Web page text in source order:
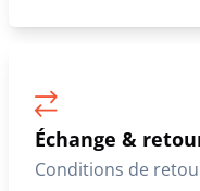
Échange &
Conditions de